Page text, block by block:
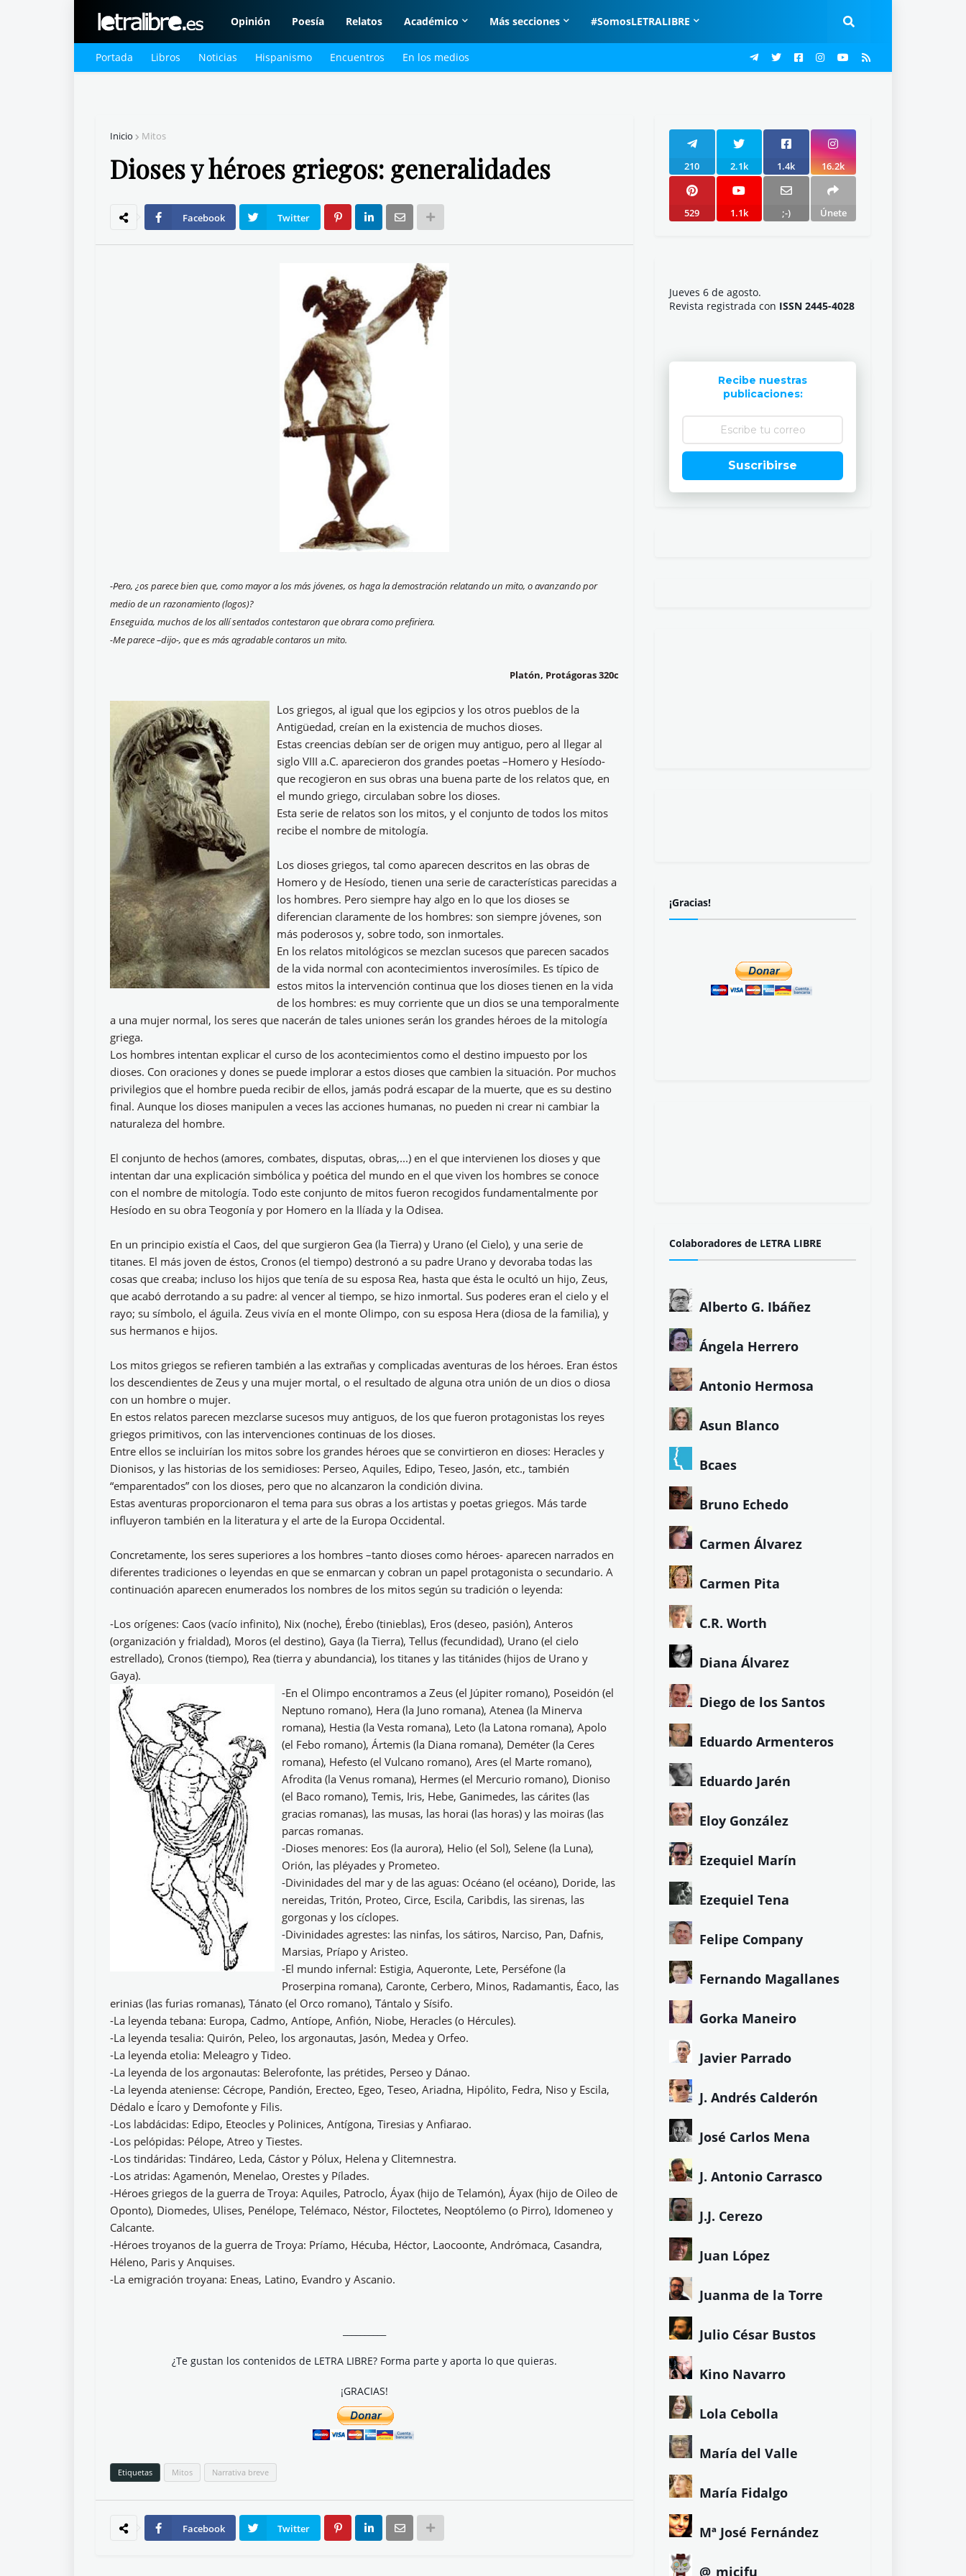
Opinión Poesía Relatos Académico Más secciones #SomosLETRALIBRE
Portada Libros Noticias Hispanismo Encuentros En los medios
Inicio Mitos
Dioses y héroes griegos: generalidades
Facebook Twitter
-Pero, ¿os parece bien que, como mayor a los más jóvenes, os haga la demostración relatando un mito, o avanzando por
medio de un razonamiento (logos)?
Enseguida, muchos de los allí sentados contestaron que obrara como prefiriera.
-Me parece –dijo-, que es más agradable contaros un mito.
Platón, Protágoras 320c
Los griegos, al igual que los egipcios y los otros pueblos de la
Antigüedad, creían en la existencia de muchos dioses.
Estas creencias debían ser de origen muy antiguo, pero al llegar al
siglo VIII a.C. aparecieron dos grandes poetas –Homero y Hesíodo-
que recogieron en sus obras una buena parte de los relatos que, en
el mundo griego, circulaban sobre los dioses.
Esta serie de relatos son los mitos, y el conjunto de todos los mitos
recibe el nombre de mitología.
Los dioses griegos, tal como aparecen descritos en las obras de
Homero y de Hesíodo, tienen una serie de características parecidas a
los hombres. Pero siempre hay algo en lo que los dioses se
diferencian claramente de los hombres: son siempre jóvenes, son
más poderosos y, sobre todo, son inmortales.
En los relatos mitológicos se mezclan sucesos que parecen sacados
de la vida normal con acontecimientos inverosímiles. Es típico de
estos mitos la intervención continua que los dioses tienen en la vida
de los hombres: es muy corriente que un dios se una temporalmente
a una mujer normal, los seres que nacerán de tales uniones serán los grandes héroes de la mitología
griega.
Los hombres intentan explicar el curso de los acontecimientos como el destino impuesto por los
dioses. Con oraciones y dones se puede implorar a estos dioses que cambien la situación. Por muchos
privilegios que el hombre pueda recibir de ellos, jamás podrá escapar de la muerte, que es su destino
final. Aunque los dioses manipulen a veces las acciones humanas, no pueden ni crear ni cambiar la
naturaleza del hombre.
El conjunto de hechos (amores, combates, disputas, obras,...) en el que intervienen los dioses y que
intentan dar una explicación simbólica y poética del mundo en el que viven los hombres se conoce
con el nombre de mitología. Todo este conjunto de mitos fueron recogidos fundamentalmente por
Hesíodo en su obra Teogonía y por Homero en la Ilíada y la Odisea.
En un principio existía el Caos, del que surgieron Gea (la Tierra) y Urano (el Cielo), y una serie de
titanes. El más joven de éstos, Cronos (el tiempo) destronó a su padre Urano y devoraba todas las
cosas que creaba; incluso los hijos que tenía de su esposa Rea, hasta que ésta le ocultó un hijo, Zeus,
que acabó derrotando a su padre: al vencer al tiempo, se hizo inmortal. Sus poderes eran el cielo y el
rayo; su símbolo, el águila. Zeus vivía en el monte Olimpo, con su esposa Hera (diosa de la familia), y
sus hermanos e hijos.
Los mitos griegos se refieren también a las extrañas y complicadas aventuras de los héroes. Eran éstos
los descendientes de Zeus y una mujer mortal, o el resultado de alguna otra unión de un dios o diosa
con un hombre o mujer.
En estos relatos parecen mezclarse sucesos muy antiguos, de los que fueron protagonistas los reyes
griegos primitivos, con las intervenciones continuas de los dioses.
Entre ellos se incluirían los mitos sobre los grandes héroes que se convirtieron en dioses: Heracles y
Dionisos, y las historias de los semidioses: Perseo, Aquiles, Edipo, Teseo, Jasón, etc., también
“emparentados” con los dioses, pero que no alcanzaron la condición divina.
Estas aventuras proporcionaron el tema para sus obras a los artistas y poetas griegos. Más tarde
influyeron también en la literatura y el arte de la Europa Occidental.
Concretamente, los seres superiores a los hombres –tanto dioses como héroes- aparecen narrados en
diferentes tradiciones o leyendas en que se enmarcan y cobran un papel protagonista o secundario. A
continuación aparecen enumerados los nombres de los mitos según su tradición o leyenda:
-Los orígenes: Caos (vacío infinito), Nix (noche), Érebo (tinieblas), Eros (deseo, pasión), Anteros
(organización y frialdad), Moros (el destino), Gaya (la Tierra), Tellus (fecundidad), Urano (el cielo
estrellado), Cronos (tiempo), Rea (tierra y abundancia), los titanes y las titánides (hijos de Urano y
Gaya).
-En el Olimpo encontramos a Zeus (el Júpiter romano), Poseidón (el
Neptuno romano), Hera (la Juno romana), Atenea (la Minerva
romana), Hestia (la Vesta romana), Leto (la Latona romana), Apolo
(el Febo romano), Ártemis (la Diana romana), Deméter (la Ceres
romana), Hefesto (el Vulcano romano), Ares (el Marte romano),
Afrodita (la Venus romana), Hermes (el Mercurio romano), Dioniso
(el Baco romano), Temis, Iris, Hebe, Ganimedes, las cárites (las
gracias romanas), las musas, las horai (las horas) y las moiras (las
parcas romanas.
-Dioses menores: Eos (la aurora), Helio (el Sol), Selene (la Luna),
Orión, las pléyades y Prometeo.
-Divinidades del mar y de las aguas: Océano (el océano), Doride, las
nereidas, Tritón, Proteo, Circe, Escila, Caribdis, las sirenas, las
gorgonas y los cíclopes.
-Divinidades agrestes: las ninfas, los sátiros, Narciso, Pan, Dafnis,
Marsias, Príapo y Aristeo.
-El mundo infernal: Estigia, Aqueronte, Lete, Perséfone (la
Proserpina romana), Caronte, Cerbero, Minos, Radamantis, Éaco, las
erinias (las furias romanas), Tánato (el Orco romano), Tántalo y Sísifo.
-La leyenda tebana: Europa, Cadmo, Antíope, Anfión, Niobe, Heracles (o Hércules).
-La leyenda tesalia: Quirón, Peleo, los argonautas, Jasón, Medea y Orfeo.
-La leyenda etolia: Meleagro y Tideo.
-La leyenda de los argonautas: Belerofonte, las prétides, Perseo y Dánao.
-La leyenda ateniense: Cécrope, Pandión, Erecteo, Egeo, Teseo, Ariadna, Hipólito, Fedra, Niso y Escila,
Dédalo e Ícaro y Demofonte y Filis.
-Los labdácidas: Edipo, Eteocles y Polinices, Antígona, Tiresias y Anfiarao.
-Los pelópidas: Pélope, Atreo y Tiestes.
-Los tindáridas: Tindáreo, Leda, Cástor y Pólux, Helena y Clitemnestra.
-Los atridas: Agamenón, Menelao, Orestes y Pílades.
-Héroes griegos de la guerra de Troya: Aquiles, Patroclo, Áyax (hijo de Telamón), Áyax (hijo de Oileo de
Oponto), Diomedes, Ulises, Penélope, Telémaco, Néstor, Filoctetes, Neoptólemo (o Pirro), Idomeneo y
Calcante.
-Héroes troyanos de la guerra de Troya: Príamo, Hécuba, Héctor, Laocoonte, Andrómaca, Casandra,
Héleno, Paris y Anquises.
-La emigración troyana: Eneas, Latino, Evandro y Ascanio.
¿Te gustan los contenidos de LETRA LIBRE? Forma parte y aporta lo que quieras.
¡GRACIAS!
Etiquetas Mitos Narrativa breve
Facebook Twitter
210 2.1k 1.4k 16.2k
529 1.1k ;-) Únete
Jueves 6 de agosto.
Revista registrada con ISSN 2445-4028
Recibe nuestras
publicaciones:
Suscribirse
¡Gracias!
Colaboradores de LETRA LIBRE
Alberto G. Ibáñez
Ángela Herrero
Antonio Hermosa
Asun Blanco
Bcaes
Bruno Echedo
Carmen Álvarez
Carmen Pita
C.R. Worth
Diana Álvarez
Diego de los Santos
Eduardo Armenteros
Eduardo Jarén
Eloy González
Ezequiel Marín
Ezequiel Tena
Felipe Company
Fernando Magallanes
Gorka Maneiro
Javier Parrado
J. Andrés Calderón
José Carlos Mena
J. Antonio Carrasco
J.J. Cerezo
Juan López
Juanma de la Torre
Julio César Bustos
Kino Navarro
Lola Cebolla
María del Valle
María Fidalgo
Mª José Fernández
@_micifu_